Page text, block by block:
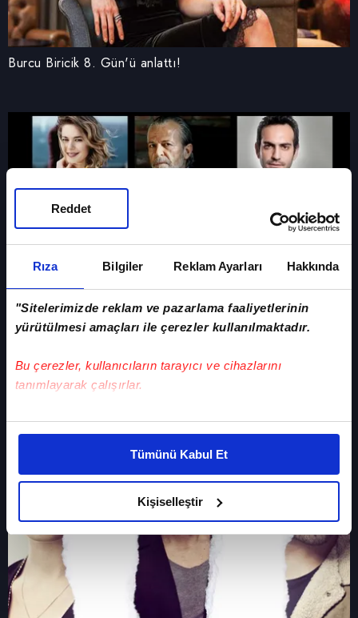
Rıza Bilgiler Reklam Ayarları Hakkında
"Sitelerimizde reklam ve pazarlama faaliyetlerinin
yürütülmesi amaçları ile çerezler kullanılmaktadır.
Bu çerezler, kullanıcıların tarayıcı ve cihazlarını
tanımlayarak çalışırlar.
Bu çerezlere izin vermeniz halinde sizlere özel
daha iyi reklam deneyimi yaşatabiliriz. Bunu yaparken
amacımızın size daha iyi bir reklam deneyimi sunmak
olduğunu ve sizlere en iyi içerikleri sunabilmek adına
elimizden gelen çabayı gösterdiğimizi ve bu noktada,
reklamların maliyetlerimizi karşılamak noktasında tek gelir
kalemimiz olduğunu sizlere hatırlatmak isteriz.
Her halükârda, kullanıcılar, bu çerezlere izin vermedikleri
takdirde, kullanıcılara hedefli reklamlar
Tümünü Kabul Et
Kişiselleştir
Reddet
Burcu Biricik 8. Gün'ü anlattı!